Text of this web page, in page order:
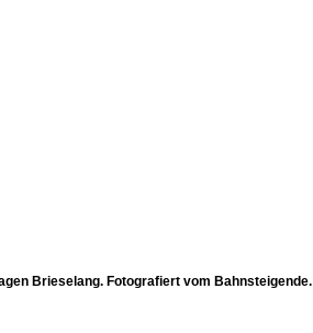
Brieselang. Fotografiert vom Bahnsteigende.